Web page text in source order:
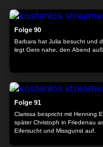
Folge 90
Barbara hat Julia besucht und dabei Christoph getroffen. Sie lädt ihn zu sich ein und
legt Gero nahe, den Abend
Folge 91
Clarissa bespricht mit Henning
später Christoph in Friedenau anruft, geht Barbara
Eifersucht und Missgunst auf.